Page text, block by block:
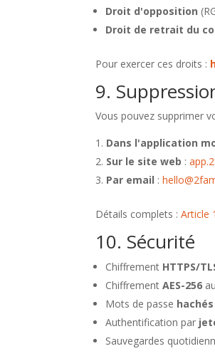
Droit d'opposition
Droit de retrait du
Pour exercer ces droits :
9.
Vous pouvez supprimer
Dans l'application
Sur le site web :
Par email :
Détails complets :Article
10. Sécurité
Chiffrement HTTPS/
ChiffrementAES-256
Mots de passe
Authentification par
Sauvegardes